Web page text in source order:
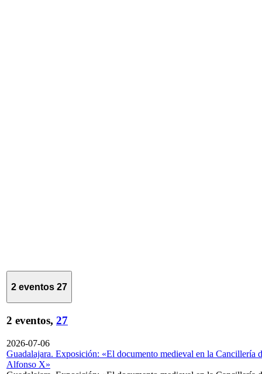
2 eventos 27
2 eventos, 27
2026-07-06
Guadalajara. Exposición: «El documento medieval en la Cancillería
Alfonso X»